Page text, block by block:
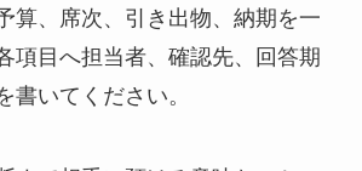
算、席次、引き出物、納期を一
項目へ担当者、確認先、回答期
書いてください。